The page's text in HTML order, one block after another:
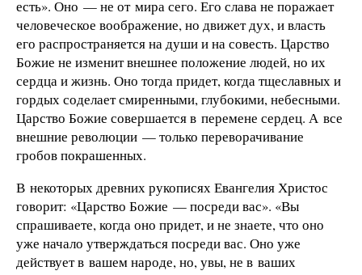
есть». Оно — не от мира сего. Его слава не поражает
человеческое воображение, но движет дух, и власть
его распространяется на души и на совесть. Царство
Божие не изменит внешнее положение людей, но их
сердца и жизнь. Оно тогда придет, когда тщеславных и
гордых соделает смиренными, глубокими, небесными.
Царство Божие совершается в перемене сердец. А все
внешние революции — только переворачивание
гробов покрашенных.
В некоторых древних рукописях Евангелия Христос
говорит: «Царство Божие — посреди вас». «Вы
спрашиваете, когда оно придет, и не знаете, что оно
уже начало утверждаться посреди вас. Оно уже
действует в вашем народе, но, увы, не в ваших